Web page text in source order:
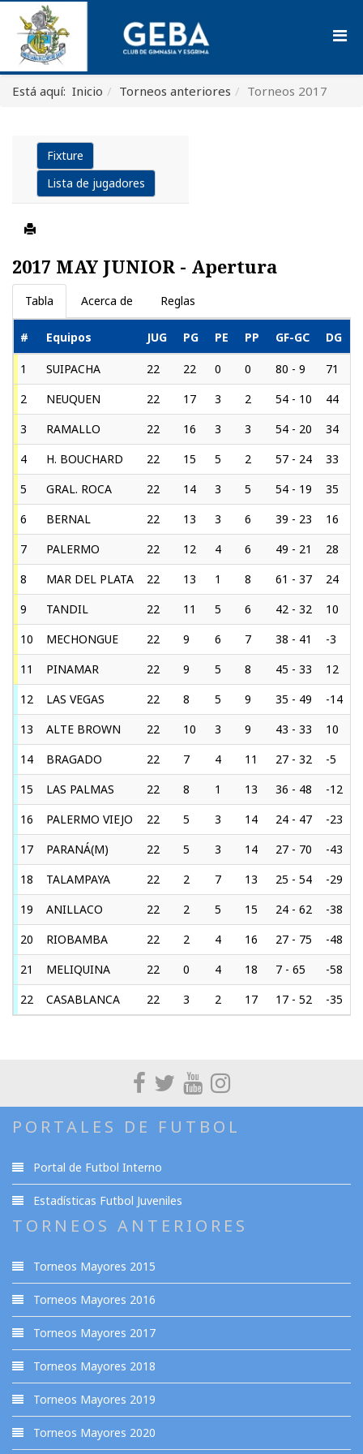
Está aquí: Inicio Torneos anteriores Torneos 2017
Fixture
Lista de jugadores
2017 MAY JUNIOR - Apertura
Tabla Acerca de Reglas
# Equipos JUG PG PE PP GF-GC DG
1 SUIPACHA 22 22 0 0 80 - 9 71
2
NEUQUEN 22 17 3 2 54 - 10 44
3
RAMALLO 22 16 3 3 54 - 20 34
4
H. BOUCHARD 22 15 5 2 57 - 24 33
5
GRAL. ROCA 22 14 3 5 54 - 19 35
6
BERNAL 22 13 3 6 39 - 23 16
7
PALERMO 22 12 4 6 49 - 21 28
8
MAR DEL PLATA 22 13 1 8 61 - 37 24
9
TANDIL 22 11 5 6 42 - 32 10
10
MECHONGUE 22 9 6 7 38 - 41 -3
11
PINAMAR 22 9 5 8 45 - 33 12
12
LAS VEGAS 22 8 5 9 35 - 49 -14
13
ALTE BROWN 22 10 3 9 43 - 33 10
14
BRAGADO 22 7 4 11 27 - 32 -5
15
LAS PALMAS 22 8 1 13 36 - 48 -12
16
PALERMO VIEJO 22 5 3 14 24 - 47 -23
17
PARANÁ(M) 22 5 3 14 27 - 70 -43
18
TALAMPAYA 22 2 7 13 25 - 54 -29
19
ANILLACO 22 2 5 15 24 - 62 -38
20
RIOBAMBA 22 2 4 16 27 - 75 -48
21
MELIQUINA 22 0 4 18 7 - 65 -58
22
CASABLANCA 22 3 2 17 17 - 52 -35
PORTALES DE FUTBOL
Portal de Futbol Interno
Estadísticas Futbol Juveniles
TORNEOS ANTERIORES
Torneos Mayores 2015
Torneos Mayores 2016
Torneos Mayores 2017
Torneos Mayores 2018
Torneos Mayores 2019
Torneos Mayores 2020